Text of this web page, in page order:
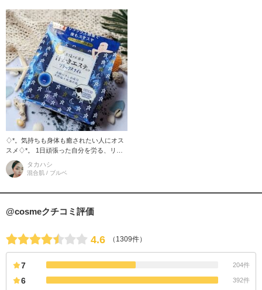
♢ *。気持ちも身体も癒されたい人にオス
スメ♢*。 1日頑張った自分を労る、リラ
ックスバスタイムしませんか？ 『汗かき
エステ気分 リラックスナイ
タカハシ
混合肌 / ブルベ
@cosmeクチコミ評価
4.6 （1309件）
7 204件
6 392件